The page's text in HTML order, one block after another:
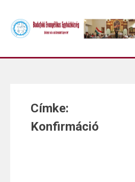
Címke:
Konfirmáció